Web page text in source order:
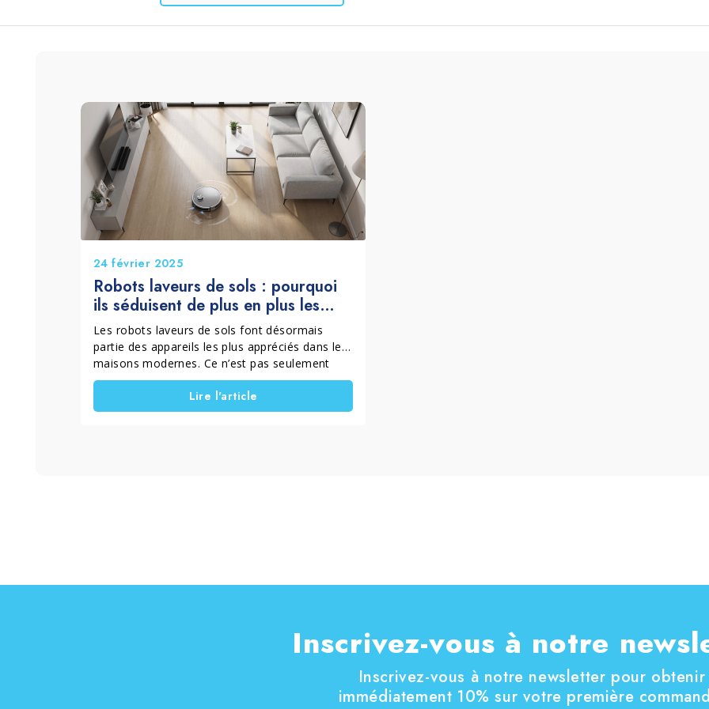
Lessive et Textiles Accessoires
Bois et Parquet Terrazzo et ciment
24 février 2025
Robots laveurs de sols : pourquoi
ils séduisent de plus en plus les
foyers (et comment bien les utiliser)
Les robots laveurs de sols font désormais
partie des appareils les plus appréciés dans les
maisons modernes. Ce n’est pas seulement
une tendance. Dès qu’on les utilise, on
comprend rapidement pourquoi ils connaissent
un tel succès. Un système automatique de
Lire l'article
Inscrivez-vous à notre
Inscrivez-vous à notre newsletter pour obtenir
immédiatement 10% sur votre première